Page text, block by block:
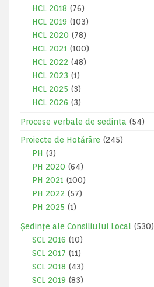
HCL 2018 (76)
HCL 2019 (103)
HCL 2020 (78)
HCL 2021 (100)
HCL 2022 (48)
HCL 2023 (1)
HCL 2025 (3)
HCL 2026 (3)
Procese verbale de sedinta (54)
Proiecte de Hotărâre (245)
PH (3)
PH 2020 (64)
PH 2021 (100)
PH 2022 (57)
PH 2025 (1)
Ședințe ale Consiliului Local
(530)
SCL 2016 (10)
SCL 2017 (11)
SCL 2018 (43)
SCL 2019 (83)